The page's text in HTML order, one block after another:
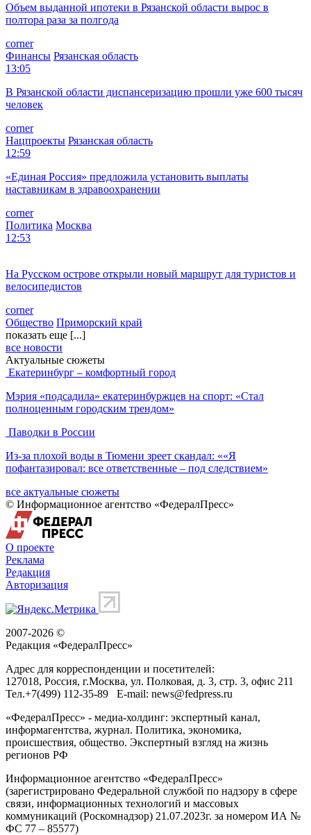
Объем выданной ипотеки в Рязанской области вырос в
полтора раза за полгода
corner
Финансы Рязанская область
13:05
В Рязанской области диспансеризацию прошли уже 600 тысяч
человек
corner
Нацпроекты Рязанская область
12:59
«Единая Россия» предложила установить выплаты
наставникам в здравоохранении
corner
Политика Москва
12:53
На Русском острове открыли новый маршрут для туристов и
велосипедистов
corner
Общество Приморский край
показать еще [...]
все новости
Актуальные сюжеты
Екатеринбург – комфортный город
Мэрия «подсадила» екатеринбуржцев на спорт: «Стал
полноценным городским трендом»
Паводки в России
Из-за плохой воды в Тюмени зреет скандал: ««Я
пофантазировал: все ответственные – под следствием»
все актуальные сюжеты
© Информационное агентство «ФедералПресс»
О проекте
Реклама
Редакция
Авторизация
2007-2026 ©
Редакция «ФедералПресс»
Адрес для корреспонденции и посетителей:
127018, Россия, г.Москва, ул. Полковая, д. 3, стр. 3, офис 211
Тел.+7(499) 112-35-89 E-mail: news@fedpress.ru
«ФедералПресс» - медиа-холдинг: экспертный канал,
информагентства, журнал. Политика, экономика,
происшествия, общество. Экспертный взгляд на жизнь
регионов РФ
Информационное агентство «ФедералПресс»
(зарегистрировано Федеральной службой по надзору в сфере
связи, информационных технологий и массовых
коммуникаций (Роскомнадзор) 21.07.2023г. за номером ИА №
ФС 77 – 85577)